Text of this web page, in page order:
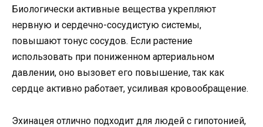
Биологически активные вещества укрепляют
нервную и сердечно-сосудистую системы,
повышают тонус сосудов. Если растение
использовать при пониженном артериальном
давлении, оно вызовет его повышение, так как
сердце активно работает, усиливая кровообращение.
Эхинацея отлично подходит для людей с гипотонией,